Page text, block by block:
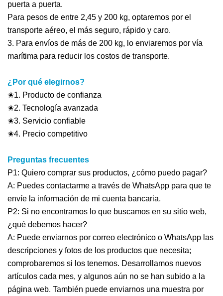
puerta a puerta.
Para pesos de entre 2,45 y 200 kg, optaremos por el
transporte aéreo, el más seguro, rápido y caro.
3. Para envíos de más de 200 kg, lo enviaremos por vía
marítima para reducir los costos de transporte.
¿Por qué elegirnos?
✬1. Producto de confianza
✬2. Tecnología avanzada
✬3. Servicio confiable
✬4. Precio competitivo
Preguntas frecuentes
P1: Quiero comprar sus productos, ¿cómo puedo pagar?
A: Puedes contactarme a través de WhatsApp para que te
envíe la información de mi cuenta bancaria.
P2: Si no encontramos lo que buscamos en su sitio web,
¿qué debemos hacer?
A: Puede enviarnos por correo electrónico o WhatsApp las
descripciones y fotos de los productos que necesita;
comprobaremos si los tenemos. Desarrollamos nuevos
artículos cada mes, y algunos aún no se han subido a la
página web. También puede enviarnos una muestra por